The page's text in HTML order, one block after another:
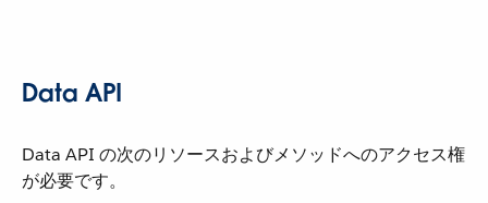
Data API
Data API の次のリソースおよびメソッドへのアクセス権
が必要です。